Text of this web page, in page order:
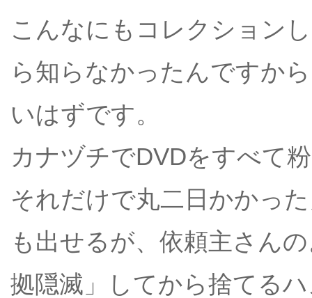
こんなにもコレクション
ら知らなかったんですか
いはずです。
カナヅチでDVDをすべて
それだけで丸二日かかっ
も出せるが、依頼主さん
拠隠滅」してから捨てる